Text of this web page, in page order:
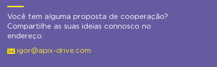
Você tem alguma proposta de cooperação?
Compartilhe as suas ideias connosco no
endereço:
igor@apix-drive.com